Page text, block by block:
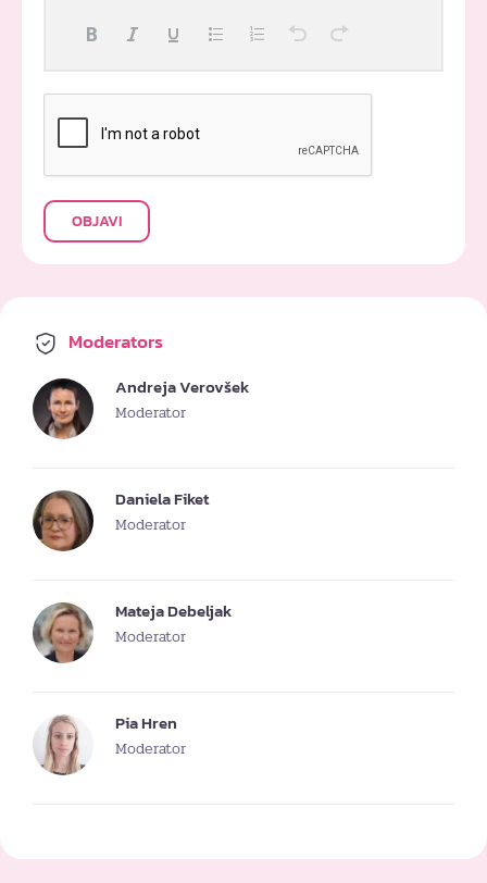
OBJAVI
Moderators
Andreja Verovšek
Moderator
Daniela Fiket
Moderator
Mateja Debeljak
Moderator
Pia Hren
Moderator